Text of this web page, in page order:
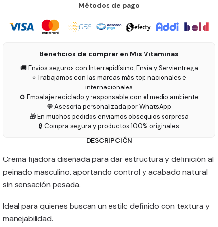
Métodos de pago
Beneficios de comprar en Mis Vitaminas
🚚 Envíos seguros con Interrapidísimo, Envía y Servientrega
⭐ Trabajamos con las marcas más top nacionales e
internacionales
♻️ Embalaje reciclado y responsable con el medio ambiente
💬 Asesoría personalizada por WhatsApp
🎁 En muchos pedidos enviamos obsequios sorpresa
🔒 Compra segura y productos 100% originales
DESCRIPCIÓN
Crema fijadora diseñada para dar estructura y definición al
peinado masculino, aportando control y acabado natural
sin sensación pesada.
Ideal para quienes buscan un estilo definido con textura y
manejabilidad.